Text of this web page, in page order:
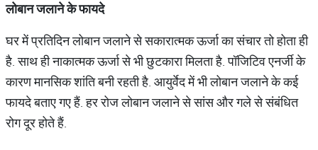
लोबानजलानेकेफायदे
घर में प्रतिदिन लोबान जलाने से सकारात्मक ऊर्जा का संचार तो होता ही
है. साथ ही नाकात्मक ऊर्जा से भी छुटकारा मिलता है. पॉजिटिव एनर्जी के
कारण मानसिक शांति बनी रहती है. आयुर्वेद में भी लोबान जलाने के कई
फायदे बताए गए हैं. हर रोज लोबान जलाने से सांस और गले से संबंधित
रोग दूर होते हैं.